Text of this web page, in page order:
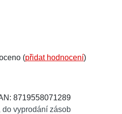
(přidat hodnocení)
8719558071289
do vyprodání zásob